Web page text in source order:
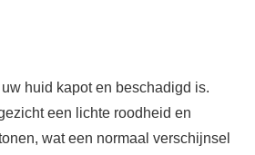
huid kapot en beschadigd is.
een lichte roodheid en
wat een normaal verschijnsel